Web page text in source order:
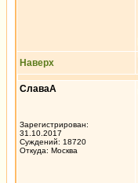
Наверх
СлаваА
Зарегистрирован:
31.10.2017
Суждений: 18720
Откуда: Москва